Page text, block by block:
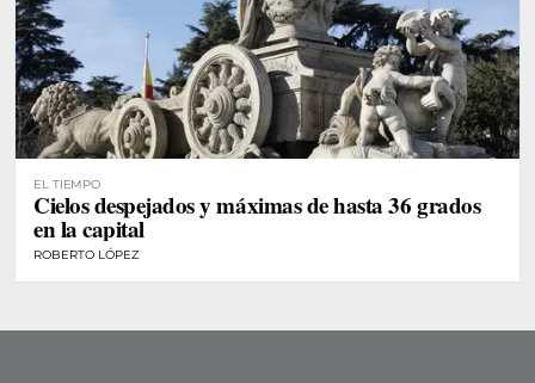
EL TIEMPO
Cielos despejados y máximas de hasta 36 grados
en la capital
ROBERTO LÓPEZ